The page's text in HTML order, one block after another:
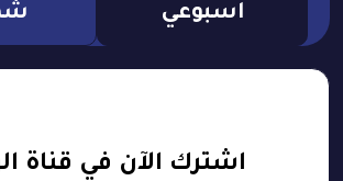
اسبوعي
اشترك الآن في قناة